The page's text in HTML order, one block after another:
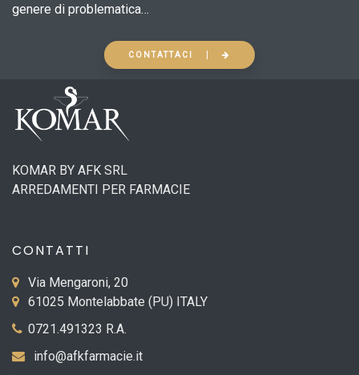
genere di problematica…
CONTATTACI
KOMAR BY AFK SRL
ARREDAMENTI PER FARMACIE
CONTATTI
Via Mengaroni, 20
61025 Montelabbate (PU) ITALY
0721.491323 R.A.
info@afkfarmacie.it